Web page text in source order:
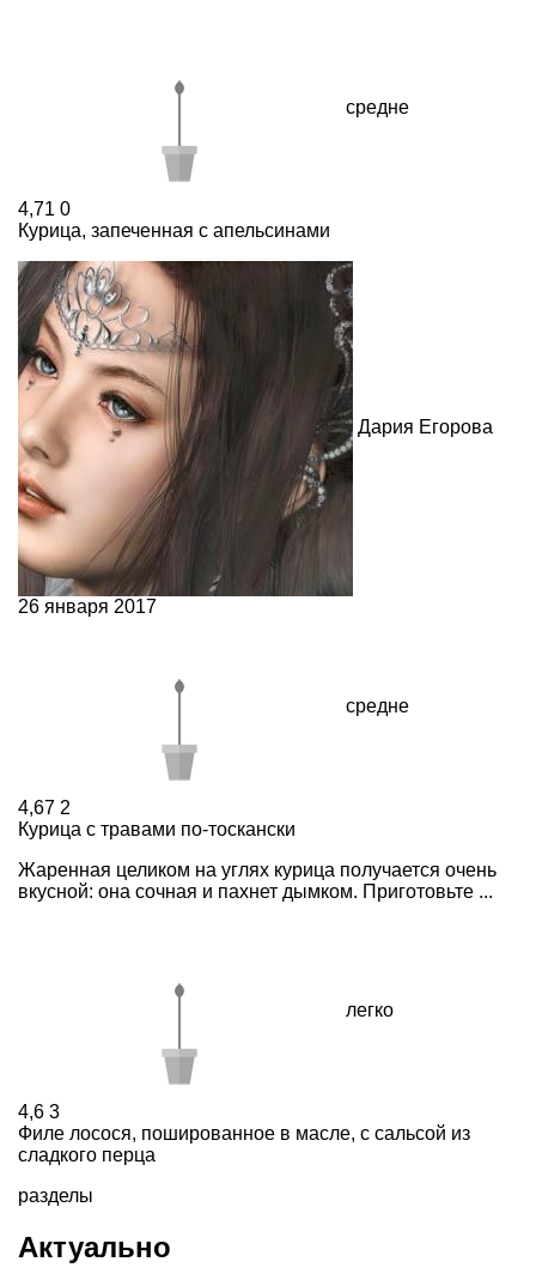
средне
4,71 0
Курица, запеченная с апельсинами
Дария Егорова
26 января 2017
средне
4,67 2
Курица с травами по-тоскански
Жаренная целиком на углях курица получается очень
вкусной: она сочная и пахнет дымком. Приготовьте ...
легко
4,6 3
Филе лосося, пошированное в масле, с сальсой из
сладкого перца
разделы
Актуально